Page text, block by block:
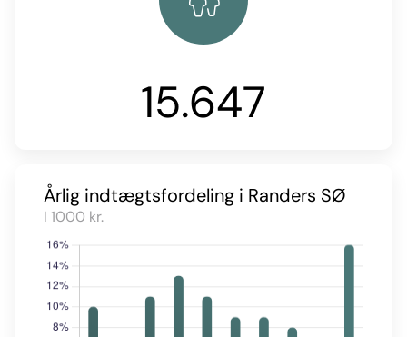
15.647
Årlig indtægtsfordeling i Randers SØ
I 1000 kr.